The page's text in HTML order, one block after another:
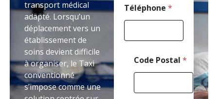
transport médical
adapté. Lorsqu’un
déplacement vers un
établissement de
soins devient difficile
à organiser, le Taxi
conventionné
s’impose comme une
é
o
n
e
Téléphone *
Code Postal *